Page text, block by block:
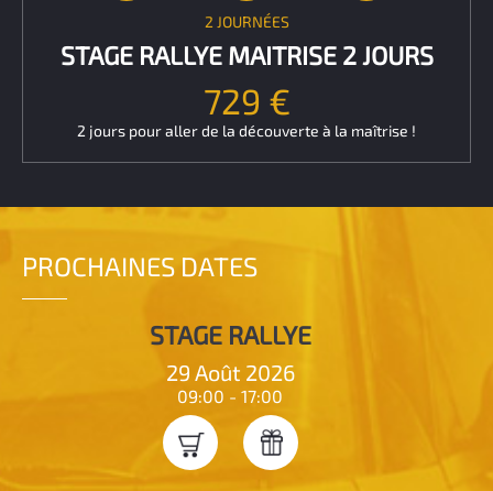
2 JOURNÉES
STAGE RALLYE MAITRISE 2 JOURS
729 €
2 jours pour aller de la découverte à la maîtrise !
PROCHAINES DATES
STAGE RALLYE
29 Août 2026
09:00 - 17:00